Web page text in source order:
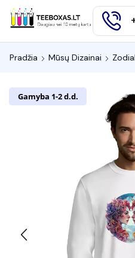
Pradžia Mūsų Dizainai
Gamyba 1-2 d.d.